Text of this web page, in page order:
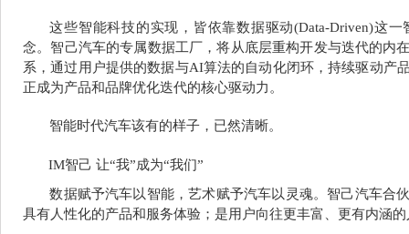
这些智能科技的实现，皆依靠数据驱动(Data-Driven)这
念。智己汽车的专属数据工厂，将从底层重构开发与迭代的内
系，通过用户提供的数据与AI算法的自动化闭环，持续驱动产
正成为产品和品牌优化迭代的核心驱动力。
智能时代汽车该有的样子，已然清晰。
IM智己 让“我”成为“我们”
数据赋予汽车以智能，艺术赋予汽车以灵魂。智己汽车合
具有人性化的产品和服务体验；是用户向往更丰富、更有内涵